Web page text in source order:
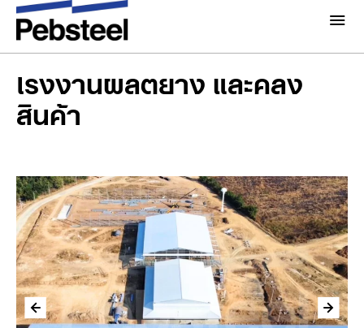
เกี่ยวกับเรา
เกี่ยวกับ
ทำไมต้อง Pebsteel
โซลูชั่น
ภาพรวม
ระบบ
ผลิตภัณฑ์
มีเดีย
ข่าวสารและกิจกรรม
แกลเลอรี่
โบรชัวร์
ติดต่อเรา
หน้าแรก/โรงงานผลิตยาง และคลังสินค้า
โรงงานผลิตยาง และคลัง
สินค้า